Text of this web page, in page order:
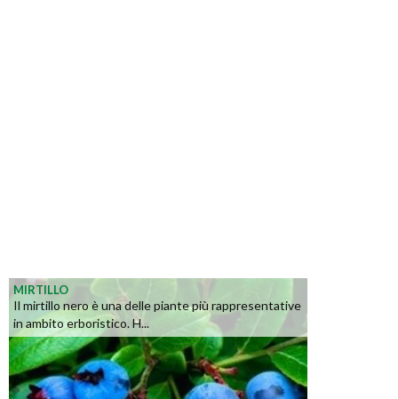
MIRTILLO
Il mirtillo nero è una delle piante più rappresentative
in ambito erboristico. H...